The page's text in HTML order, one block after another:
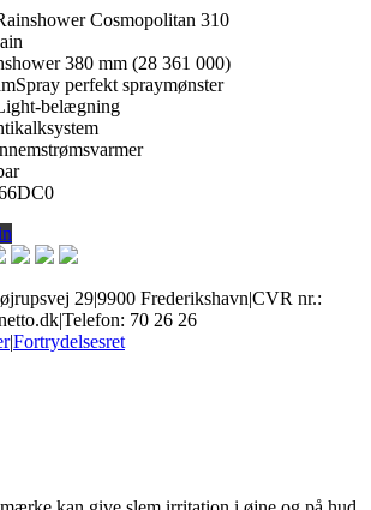
Cosmopolitan 310
380 mm (28 361 000)
perfekt spraymønster
belægning
29|9900 Frederikshavn|CVR nr.:
|Telefon: 70 26 26
|Fortrydelsesret